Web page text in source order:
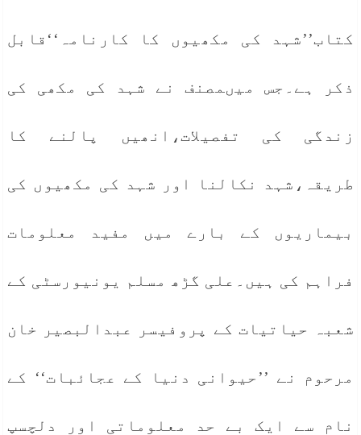
کتاب’’شہد کی مکھیوں کا کارنامہ‘‘قابل
ذکر ہے۔جس میںمصنف نے شہد کی مکھی کی
زندگی کی تفصیلات،انھیں پالنے کا
طریقہ،شہد نکالنا اور شہد کی مکھیوں کی
بیماریوں کے بارے میں مفید معلومات
فراہم کی ہیں۔علی گڑھ مسلم یونیورسٹی کے
شعبہ حیاتیات کے پروفیسر عبدالبصیر خان
مرحوم نے ’’حیوانی دنیا کے عجائبات‘‘ کے
نام سے ایک بے حد معلوماتی اور دلچسپ